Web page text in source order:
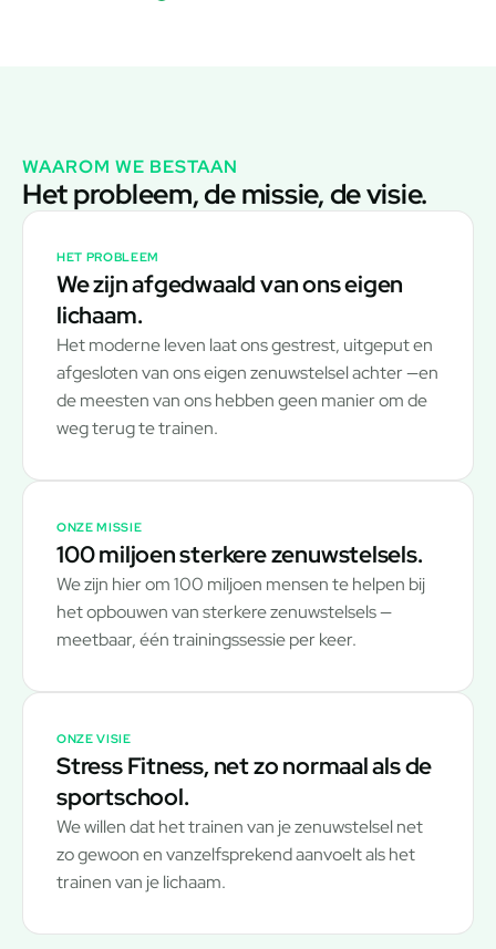
WAAROM WE BESTAAN
Het probleem, de missie, de visie.
HET PROBLEEM
We zijn afgedwaald van ons eigen
lichaam.
Het moderne leven laat ons gestrest, uitgeput en
afgesloten van ons eigen zenuwstelsel achter —en
de meesten van ons hebben geen manier om de
weg terug te trainen.
ONZE MISSIE
100 miljoen sterkere zenuwstelsels.
We zijn hier om 100 miljoen mensen te helpen bij
het opbouwen van sterkere zenuwstelsels —
meetbaar, één trainingssessie per keer.
ONZE VISIE
Stress Fitness, net zo normaal als de
sportschool.
We willen dat het trainen van je zenuwstelsel net
zo gewoon en vanzelfsprekend aanvoelt als het
trainen van je lichaam.